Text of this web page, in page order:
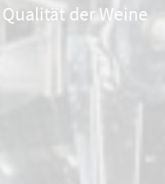
der Weine